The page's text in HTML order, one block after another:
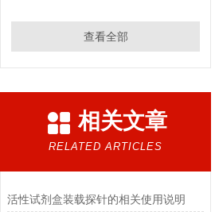
查看全部
相关文章
RELATED ARTICLES
活性试剂盒装载探针的相关使用说明